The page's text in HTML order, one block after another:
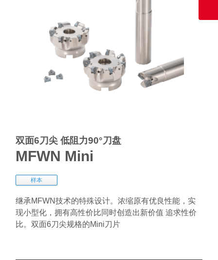
双面6刀尖 低阻力90°刀盘
MFWN Mini
样本
继承MFWN技术的特殊设计。浓缩原有优良性能，实
现小型化，拥有高性价比同时创造出新价值 追求性价
比。双面6刀尖规格的Mini刀片